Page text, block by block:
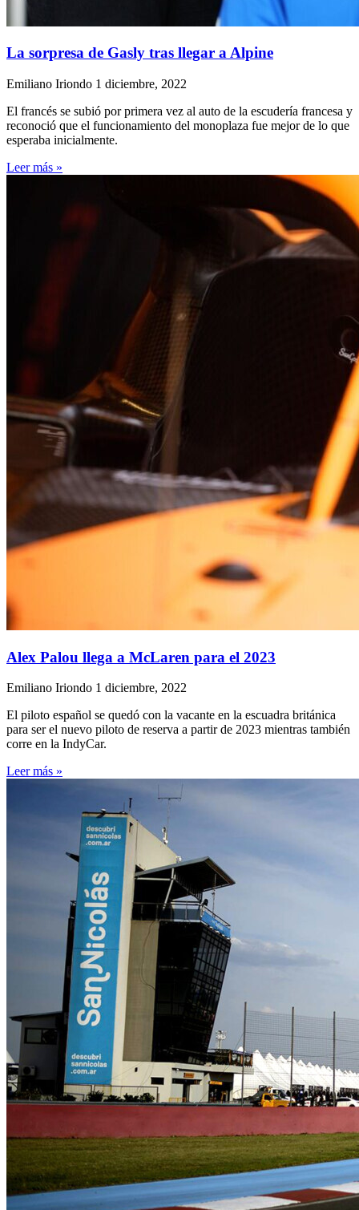
La sorpresa de Gasly tras llegar a Alpine
Emiliano Iriondo 1 diciembre, 2022
El francés se subió por primera vez al auto de la escudería francesa y
reconoció que el funcionamiento del monoplaza fue mejor de lo que
esperaba inicialmente.
Leer más »
Alex Palou llega a McLaren para el 2023
Emiliano Iriondo 1 diciembre, 2022
El piloto español se quedó con la vacante en la escuadra británica
para ser el nuevo piloto de reserva a partir de 2023 mientras también
corre en la IndyCar.
Leer más »